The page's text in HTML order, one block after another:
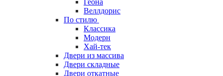
Геона
Веллдорис
По стилю
Классика
Модерн
Хай-тек
Двери из массива
Двери складные
Двери откатные